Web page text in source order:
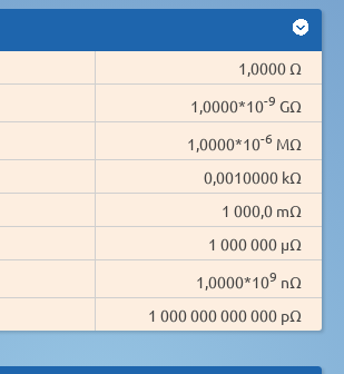
1,0000 Ω
1,0000*10-9 GΩ
1,0000*10-6 MΩ
0,0010000 kΩ
1 000,0 mΩ
1 000 000 µΩ
1,0000*109 nΩ
1 000 000 000 000 pΩ